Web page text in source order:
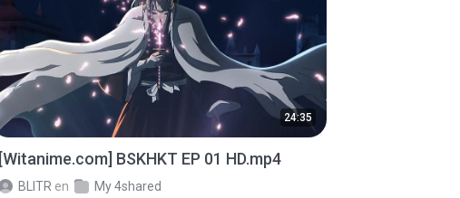
24:35
[Witanime.com] BSKHKT EP 01 HD.mp4
BLITR en
My 4shared